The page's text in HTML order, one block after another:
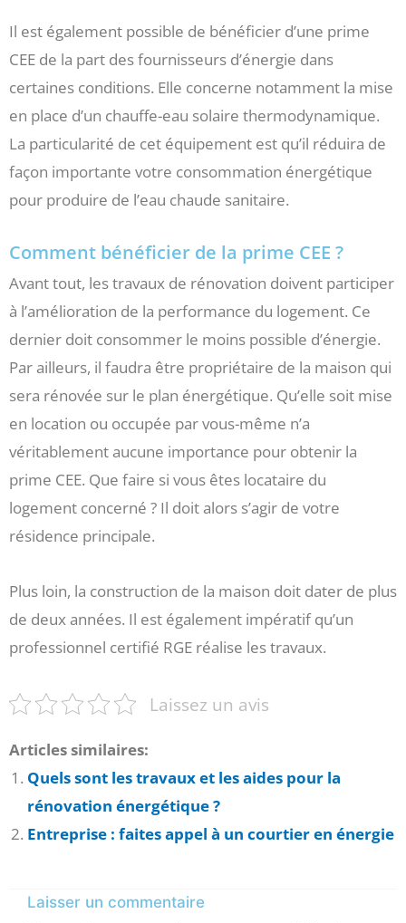
Il est également possible de bénéficier d’une prime
CEE de la part des fournisseurs d’énergie dans
certaines conditions. Elle concerne notamment la mise
en place d’un chauffe-eau solaire thermodynamique.
La particularité de cet équipement est qu’il réduira de
façon importante votre consommation énergétique
pour produire de l’eau chaude sanitaire.
Comment bénéficier de la prime CEE ?
Avant tout, les travaux de rénovation doivent participer
à l’amélioration de la performance du logement. Ce
dernier doit consommer le moins possible d’énergie.
Par ailleurs, il faudra être propriétaire de la maison qui
sera rénovée sur le plan énergétique. Qu’elle soit mise
en location ou occupée par vous-même n’a
véritablement aucune importance pour obtenir la
prime CEE. Que faire si vous êtes locataire du
logement concerné ? Il doit alors s’agir de votre
résidence principale.
Plus loin, la construction de la maison doit dater de plus
de deux années. Il est également impératif qu’un
professionnel certifié RGE réalise les travaux.
Laissez un avis
Articles similaires:
Quels sont les travaux et les aides pour la
rénovation énergétique ?
Entreprise : faites appel à un courtier en énergie
Laisser un commentaire